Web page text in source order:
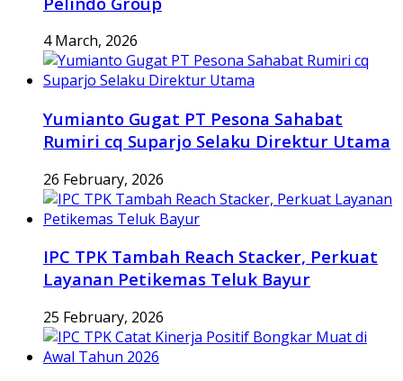
4 March, 2026
Yumianto Gugat PT Pesona Sahabat
Rumiri cq Suparjo Selaku Direktur Utama
26 February, 2026
IPC TPK Tambah Reach Stacker, Perkuat
Layanan Petikemas Teluk Bayur
25 February, 2026